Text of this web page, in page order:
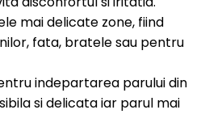
mai delicate zone, fiind
fata, bratele sau pentru
indepartarea parului din
si delicata iar parul mai